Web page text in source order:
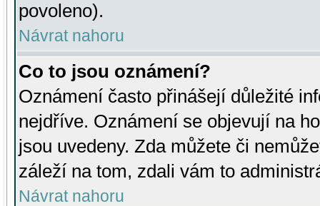
povoleno).
Návrat nahoru
Co to jsou oznámení?
Oznámení často přinášejí důležité
nejdříve. Oznámení se objevují na
jsou uvedeny. Zda můžete či
záleží na tom, zdali vám to
Návrat nahoru